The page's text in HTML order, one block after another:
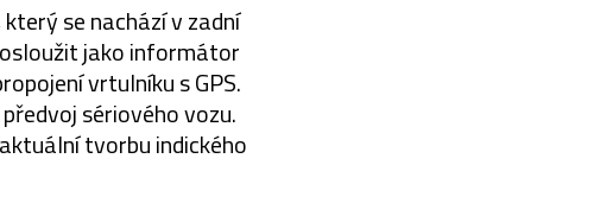
se nachází v zadní
jako informátor
vrtulníku s GPS.
sériového vozu.
tvorbu indického